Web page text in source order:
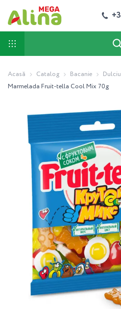
Acasă Catalog Bacanie
Marmelada Fruit-tella Cool Mix 70g